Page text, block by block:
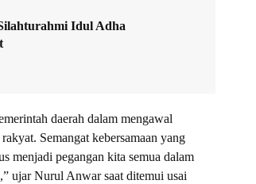
Idul Adha
daerah dalam mengawal
Semangat kebersamaan yang
menjadi pegangan kita semua dalam
ujar Nurul Anwar saat ditemui usai